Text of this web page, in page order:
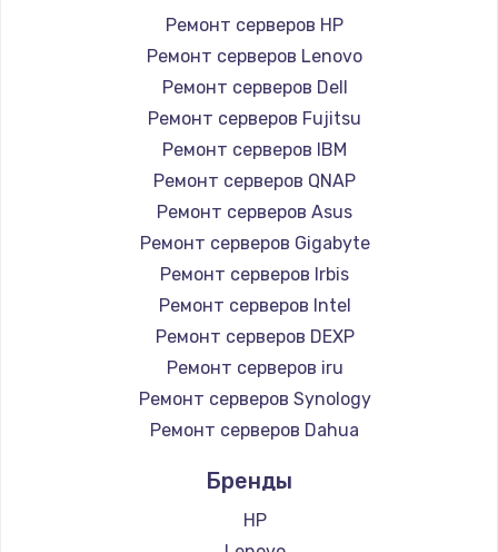
1060 руб.
Заказать
Замена южного моста
2750 руб.
Заказать
Замена контроллера питания
1490 руб.
Заказать
Замена тачпада
1745 руб.
Заказать
890 руб.
Ремонт серверов HP
Ремонт серверов Lenovo
Ремонт серверов Dell
Ремонт серверов Fujitsu
Ремонт серверов IBM
Ремонт серверов QNAP
Ремонт серверов Asus
Ремонт серверов Gigabyte
Ремонт серверов Irbis
Ремонт серверов Intel
Ремонт серверов DEXP
Ремонт серверов iru
Ремонт серверов Synology
Ремонт серверов Dahua
Бренды
HP